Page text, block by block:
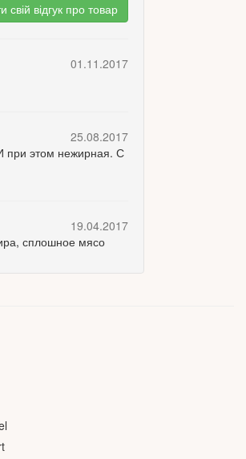
свій відгук про товар
01.11.2017
25.08.2017
при этом нежирная. С
19.04.2017
сплошное мясо